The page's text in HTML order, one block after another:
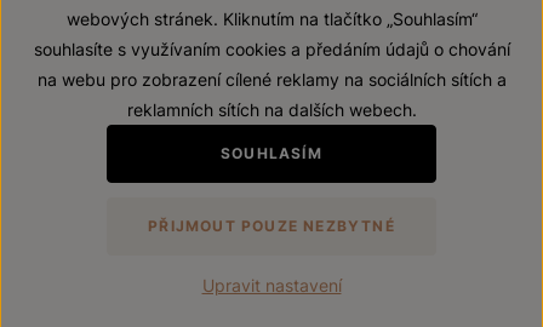
© 2026 ZNOVÍN ZNOJMO, a. s.
Prohlášení o přístupnosti
Zákaz prodeje alkoholických nápojů osobám mladším 18 let.
VytvořilwebProgress
webových stránek. Kliknutím na tlačítko „Souhlasím“
souhlasíte s využívaním cookies a předáním údajů o chování
na webu pro zobrazení cílené reklamy na sociálních sítích a
reklamních sítích na dalších webech.
SOUHLASÍM
PŘIJMOUT POUZE NEZBYTNÉ
Upravit nastavení